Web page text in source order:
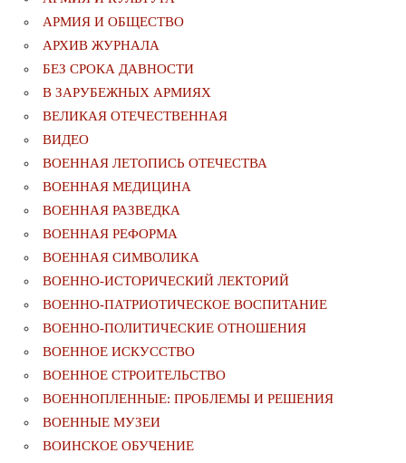
АРМИЯ И ОБЩЕСТВО
АРХИВ ЖУРНАЛА
БЕЗ СРОКА ДАВНОСТИ
В ЗАРУБЕЖНЫХ АРМИЯХ
ВЕЛИКАЯ ОТЕЧЕСТВЕННАЯ
ВИДЕО
ВОЕННАЯ ЛЕТОПИСЬ ОТЕЧЕСТВА
ВОЕННАЯ МЕДИЦИНА
ВОЕННАЯ РАЗВЕДКА
ВОЕННАЯ РЕФОРМА
ВОЕННАЯ СИМВОЛИКА
ВОЕННО-ИСТОРИЧЕСКИЙ ЛЕКТОРИЙ
ВОЕННО-ПАТРИОТИЧЕСКОЕ ВОСПИТАНИЕ
ВОЕННО-ПОЛИТИЧЕСКИE ОТНОШЕНИЯ
ВОЕННОЕ ИСКУССТВО
ВОЕННОЕ СТРОИТЕЛЬСТВО
ВОЕННОПЛЕННЫЕ: ПРОБЛЕМЫ И РЕШЕНИЯ
ВОЕННЫЕ МУЗЕИ
ВОИНСКОЕ ОБУЧЕНИЕ